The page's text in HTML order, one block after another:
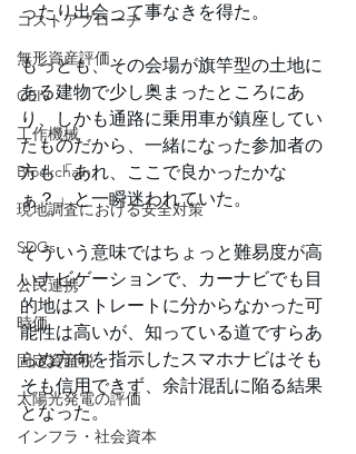
コストアプローチ
無形資産評価
CEIV
工作機械
Blockchain
現地調査における安全対策
SDGs
公民連携
時価
固定資産税
太陽光発電の評価
インフラ・社会資本
ったり出会って事なきを得た。
もっとも、その会場が旗竿型の土地に
ある建物で少し奥まったところにあ
り、しかも通路に乗用車が鎮座してい
たものだから、一緒になった参加者の
方も「あれ、ここで良かったかな
ぁ？」と一瞬迷われていた。
そういう意味ではちょっと難易度が高
いナビゲーションで、カーナビでも目
的地はストレートに分からなかった可
能性は高いが、知っている道ですらあ
らぬ方向を指示したスマホナビはそも
そも信用できず、余計混乱に陥る結果
となった。